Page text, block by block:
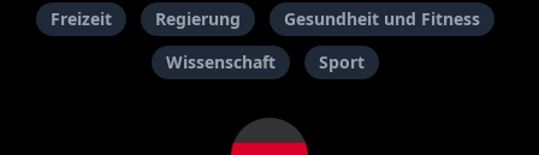
Freizeit
Regierung
Gesundheit und Fitness
Wissenschaft
Sport